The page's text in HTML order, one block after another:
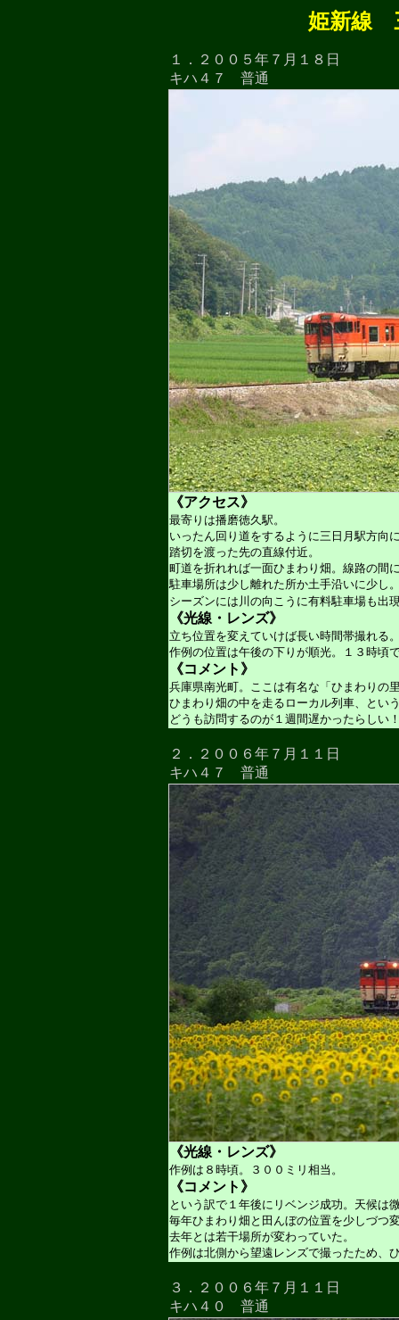
姫新線
１．２００５年７月１８日
キハ４７ 普通
《アクセス》
最寄りは播磨徳久駅。
いったん回り道をするように三日月駅方向
踏切を渡った先の直線付近。
町道を折れれば一面ひまわり畑。線路の間
駐車場所は少し離れた所か土手沿いに少し
シーズンには川の向こうに有料駐車場も出
《光線・レンズ》
立ち位置を変えていけば長い時間帯撮れる
作例の位置は午後の下りが順光。１３時頃
《コメント》
兵庫県南光町。ここは有名な「ひまわりの
ひまわり畑の中を走るローカル列車、とい
どうも訪問するのが１週間遅かったらしい
２．２００６年７月１１日
キハ４７ 普通
《光線・レンズ》
作例は８時頃。３００ミリ相当。
《コメント》
という訳で１年後にリベンジ成功。天候は
毎年ひまわり畑と田んぼの位置を少しづつ
去年とは若干場所が変わっていた。
作例は北側から望遠レンズで撮ったため、
３．２００６年７月１１日
キハ４０ 普通